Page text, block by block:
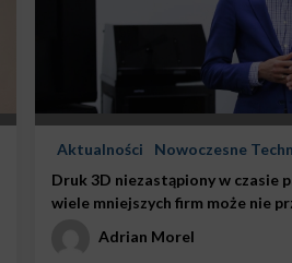
Aktualności
Nowoczesne
Druk 3D niezastąpiony w czasie
wiele mniejszych firm może nie
Adrian Morel